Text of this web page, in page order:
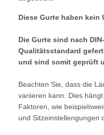
Diese Gurte haben kein
Die Gurte sind nach
Qualitätsstandard
und sind somit geprüft
Beachten Sie, dass die
variieren kann. Dies
Faktoren, wie
und Sitzeinstellengungen